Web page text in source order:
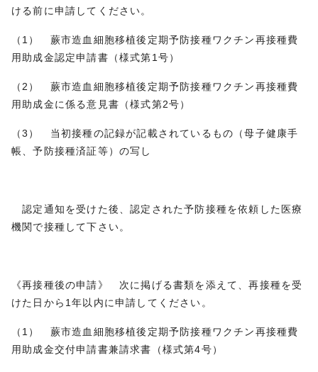
ける前に申請してください。
（1） 蕨市造血細胞移植後定期予防接種ワクチン再接種費
用助成金認定申請書（様式第1号）
（2） 蕨市造血細胞移植後定期予防接種ワクチン再接種費
用助成金に係る意見書（様式第2号）
（3） 当初接種の記録が記載されているもの（母子健康手
帳、予防接種済証等）の写し
認定通知を受けた後、認定された予防接種を依頼した医療
機関で接種して下さい。
《再接種後の申請》 次に掲げる書類を添えて、再接種を受
けた日から1年以内に申請してください。
（1） 蕨市造血細胞移植後定期予防接種ワクチン再接種費
用助成金交付申請書兼請求書（様式第4号）